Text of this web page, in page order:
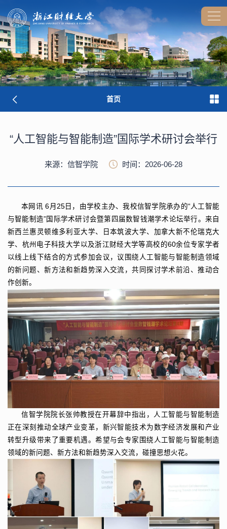
首页
“人工智能与智能制造”国际学术研讨会举行
来源：信智学院 时间：2026-06-28
本网讯 6月25日，由学校主办、我校信智学院承办的“人工智能
与智能制造”国际学术研讨会暨第四届数智钱潮学术论坛举行。来自
新西兰惠灵顿维多利亚大学、日本筑波大学、加拿大新不伦瑞克大
学、杭州电子科技大学以及浙江财经大学等高校的60余位专家学者
以线上线下结合的方式参加会议，议围绕人工智能与智能制造领域
的新问题、新方法和新趋势深入交流，共同探讨学术前沿、推动合
作创新。
信智学院院长张帅教授在开幕辞中指出，人工智能与智能制造
正在深刻推动全球产业变革，新兴智能技术为数字经济发展和产业
转型升级带来了重要机遇。希望与会专家围绕人工智能与智能制造
领域的新问题、新方法和新趋势深入交流，碰撞思想火花。